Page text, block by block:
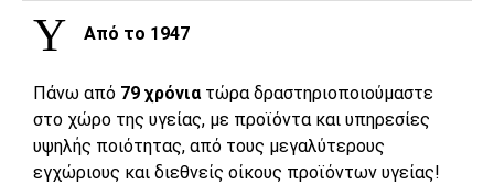
Από το 1947
Πάνω από 79 χρόνια τώρα δραστηριοποιούμαστε
στο χώρο της υγείας, με προϊόντα και υπηρεσίες
υψηλής ποιότητας, από τους μεγαλύτερους
εγχώριους και διεθνείς οίκους προϊόντων υγείας!